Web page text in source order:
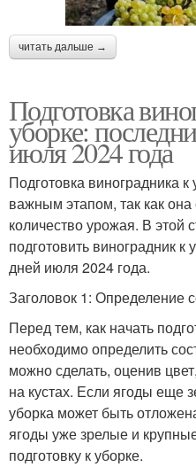
читать дальше →
Подготовка
уборке:
июля 2024 года
Подготовка виноградника
важным этапом, так как она
количество урожая. В этой
подготовить виноградник
дней июля 2024 года.
Заголовок 1: Определение
Перед тем, как начать
необходимо определить
можно сделать, оценив
на кустах. Если ягоды еще
уборка может быть
ягоды уже зрелые и
подготовку к уборке.